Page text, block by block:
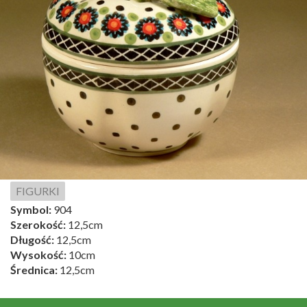
FIGURKI
Symbol: 904
Szerokość: 12,5cm
Długość: 12,5cm
Wysokość: 10cm
Średnica: 12,5cm